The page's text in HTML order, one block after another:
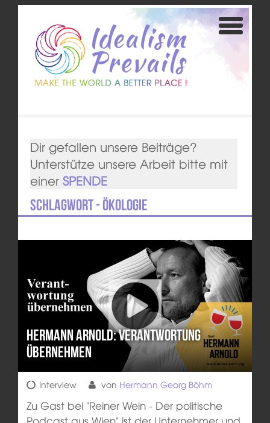
Dir gefallen unsere Beiträge?
Unterstütze unsere Arbeit bitte mit
einer SPENDE
Schlagwort - Ökologie
Hermann Arnold: Verantwortung
übernehmen
Interview von Hermann Georg Böhm
Zu Gast bei "Reiner Wein - Der politische
Podcast aus Wien" ist der Unternehmer und